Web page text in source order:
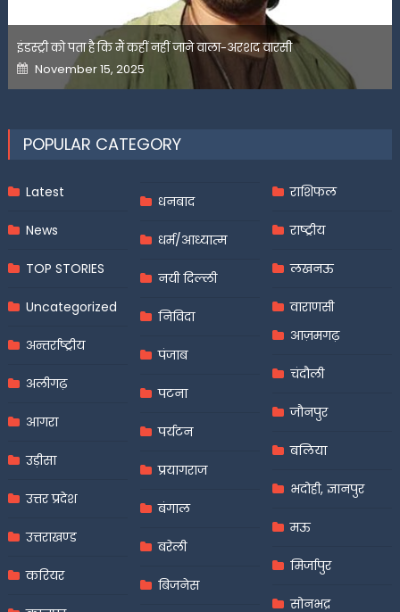
इंडस्ट्री को पता है कि मैं कहीं नहीं जाने वाला-अरशद वारसी
Posted
on
November 15, 2025
POPULAR CATEGORY
Latest
News
TOP STORIES
Uncategorized
अन्तर्राष्ट्रीय
अलीगढ़
आगरा
उड़ीसा
उत्तर प्रदेश
उत्तराखण्ड
करियर
धनबाद
धर्म/आध्यात्म
नयी दिल्ली
निविदा
पंजाब
पटना
पर्यटन
प्रयागराज
बंगाल
बरेली
बिजनेस
राशिफल
राष्ट्रीय
लखनऊ
वाराणसी
आज़मगढ़
चंदौली
जौनपुर
बलिया
भदोही, ज्ञानपुर
मऊ
मिर्जापुर
सोनभद्र